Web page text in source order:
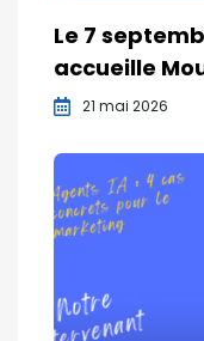
Le 7
accueille
21 mai 2026